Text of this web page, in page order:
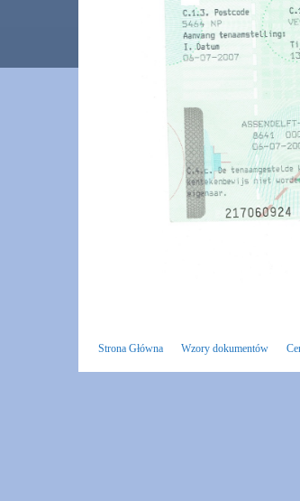
Strona Główna Wzory dokumentów